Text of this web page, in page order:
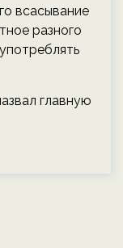
всасывание
разного
главную